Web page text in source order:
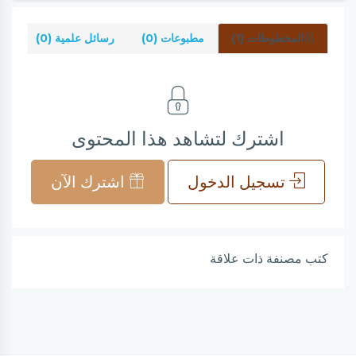
المخطوطات (1) مطبوعات (0) رسائل علمية (0)
اشترك لتشاهد هذا المحتوى
تسجيل الدخول اشترك الآن
كتب مصنفة ذات علاقة